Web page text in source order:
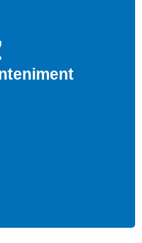
d’instal·lacions
a possibles avaries